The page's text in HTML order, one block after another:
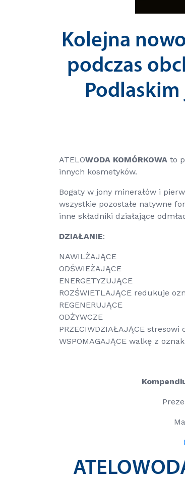
Kolejna
podczas
ATELOWODA KOMÓRKOWA to
innych kosmetyków.
Bogaty w jony minerałów i
wszystkie pozostałe natywne
inne składniki działające
DZIAŁANIE:
NAWILŻAJĄCE
ODŚWIEŻAJĄCE
ENERGETYZUJĄCE
ROZŚWIETLAJĄCE redukuje
REGENERUJĄCE
ODŻYWCZE
PRZECIWDZIAŁAJĄCE stresowi
WSPOMAGAJĄCE walkę z
ATELO